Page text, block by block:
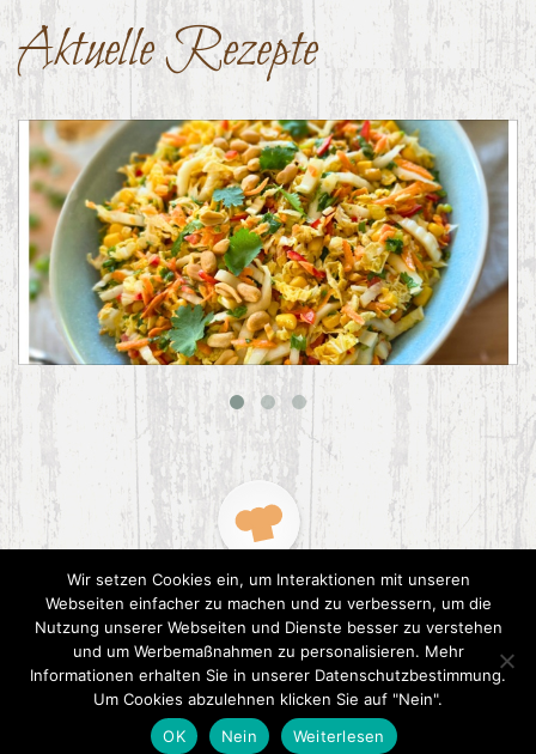
Aktuelle Rezepte
Asiatischer Chinakohl-Salat
2015 CookPress. All right reserved.Datenschutz
Wir setzen Cookies ein, um Interaktionen mit unseren
Webseiten einfacher zu machen und zu verbessern, um die
Nutzung unserer Webseiten und Dienste besser zu verstehen
und um Werbemaßnahmen zu personalisieren. Mehr
Informationen erhalten Sie in unserer Datenschutzbestimmung.
Um Cookies abzulehnen klicken Sie auf "Nein".
OK
Nein Weiterlesen